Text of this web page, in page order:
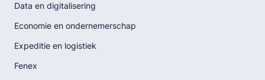
Data en digitalisering
Economie en ondernemerschap
Expeditie en logistiek
Fenex